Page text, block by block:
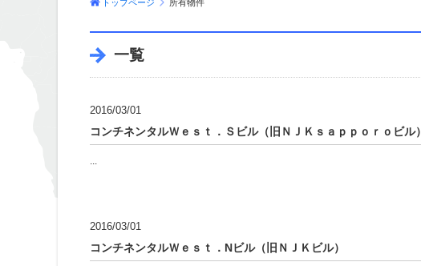
トップページ 所有物件
一覧
2016/03/01
コンチネンタルＷｅｓｔ．Ｓビル（旧ＮＪＫｓａｐｐｏｒｏビル）
...
2016/03/01
コンチネンタルＷｅｓｔ．Nビル（旧ＮＪＫビル）